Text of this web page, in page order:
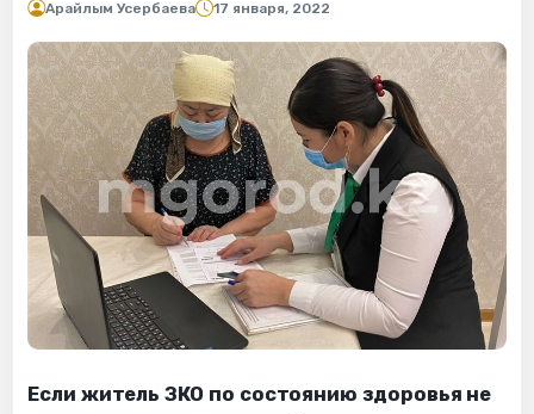
Арайлым Усербаева 17 января, 2022
Если житель ЗКО по состоянию здоровья не